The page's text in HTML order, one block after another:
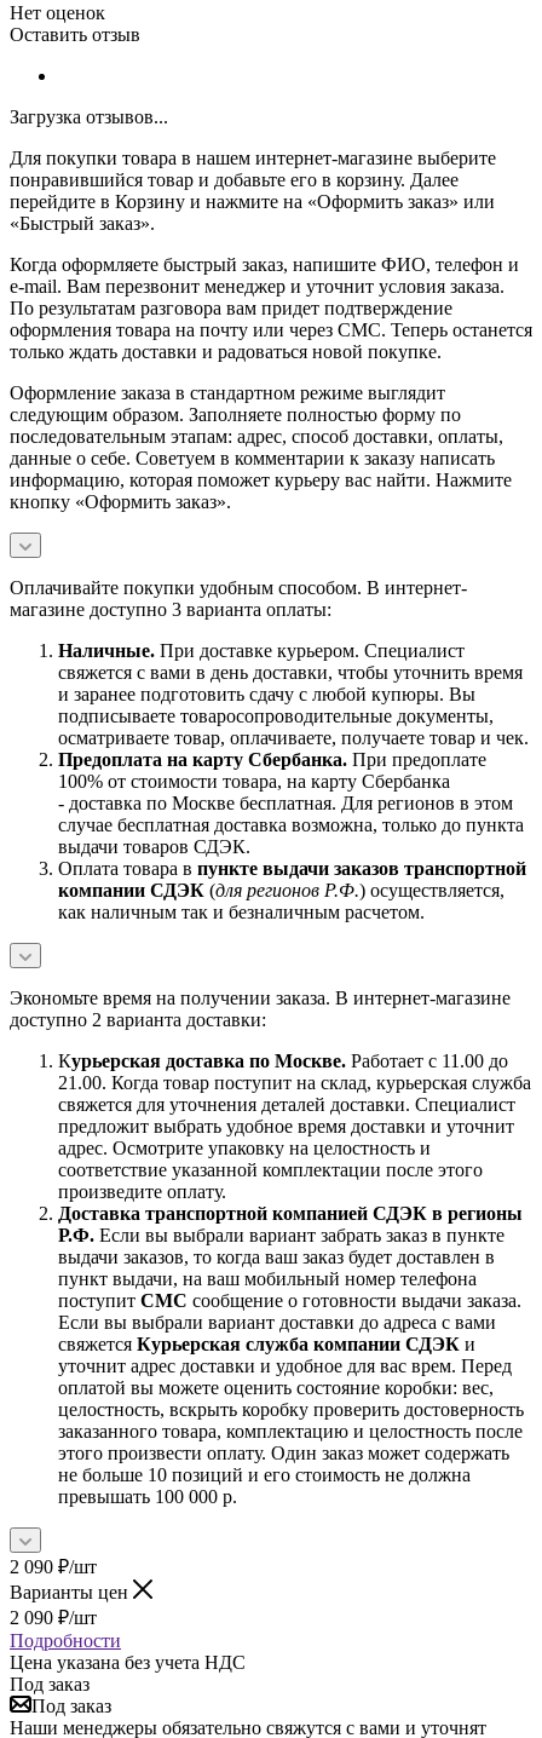
Нет оценок
Оставить отзыв
Загрузка отзывов...
Для покупки товара в нашем интернет-магазине выберите
понравившийся товар и добавьте его в корзину. Далее
перейдите в Корзину и нажмите на «Оформить заказ» или
«Быстрый заказ».
Когда оформляете быстрый заказ, напишите ФИО, телефон и
e-mail. Вам перезвонит менеджер и уточнит условия заказа.
По результатам разговора вам придет подтверждение
оформления товара на почту или через СМС. Теперь останется
только ждать доставки и радоваться новой покупке.
Оформление заказа в стандартном режиме выглядит
следующим образом. Заполняете полностью форму по
последовательным этапам: адрес, способ доставки, оплаты,
данные о себе. Советуем в комментарии к заказу написать
информацию, которая поможет курьеру вас найти. Нажмите
кнопку «Оформить заказ».
Оплачивайте покупки удобным способом. В интернет-
магазине доступно 3 варианта оплаты:
Наличные. При доставке курьером. Специалист
свяжется с вами в день доставки, чтобы уточнить время
и заранее подготовить сдачу с любой купюры. Вы
подписываете товаросопроводительные документы,
осматриваете товар, оплачиваете, получаете товар и чек.
Предоплата на карту Сбербанка. При предоплате
100% от стоимости товара, на карту Сбербанка
- доставка по Москве бесплатная. Для регионов в этом
случае бесплатная доставка возможна, только до пункта
выдачи товаров СДЭК.
Оплата товара в пункте выдачи заказов транспортной
компании СДЭК (для регионов Р.Ф.) осуществляется,
как наличным так и безналичным расчетом.
Экономьте время на получении заказа. В интернет-магазине
доступно 2 варианта доставки:
Курьерская доставка по Москве. Работает с 11.00 до
21.00. Когда товар поступит на склад, курьерская служба
свяжется для уточнения деталей доставки. Специалист
предложит выбрать удобное время доставки и уточнит
адрес. Осмотрите упаковку на целостность и
соответствие указанной комплектации после этого
произведите оплату.
Доставка транспортной компанией СДЭК в регионы
Р.Ф. Если вы выбрали вариант забрать заказ в пункте
выдачи заказов, то когда ваш заказ будет доставлен в
пункт выдачи, на ваш мобильный номер телефона
поступит СМС сообщение о готовности выдачи заказа.
Если вы выбрали вариант доставки до адреса с вами
свяжется Курьерская служба компании СДЭК и
уточнит адрес доставки и удобное для вас врем. Перед
оплатой вы можете оценить состояние коробки: вес,
целостность, вскрыть коробку проверить достоверность
заказанного товара, комплектацию и целостность после
этого произвести оплату. Один заказ может содержать
не больше 10 позиций и его стоимость не должна
превышать 100 000 р.
2 090 ₽/шт
Варианты цен
2 090 ₽/шт
Подробности
Цена указана без учета НДС
Под заказ
Под заказ
Наши менеджеры обязательно свяжутся с вами и уточнят